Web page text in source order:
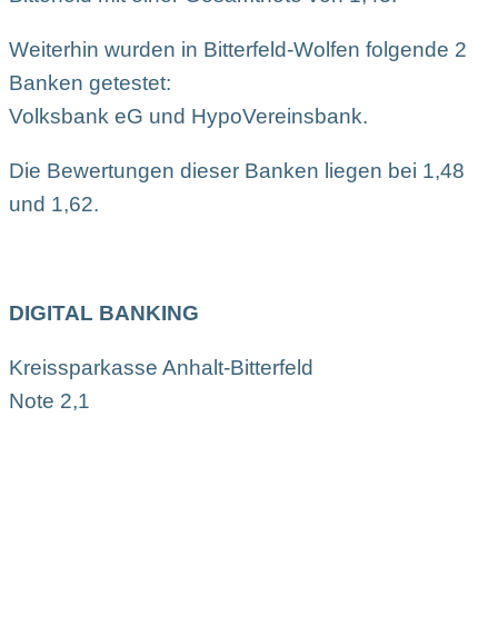
Weiterhin wurden in Bitterfeld-Wolfen folgende 2
Banken getestet:
Volksbank eG und HypoVereinsbank.
Die Bewertungen dieser Banken liegen bei 1,48
und 1,62.
DIGITAL BANKING
Kreissparkasse Anhalt-Bitterfeld
Note 2,1